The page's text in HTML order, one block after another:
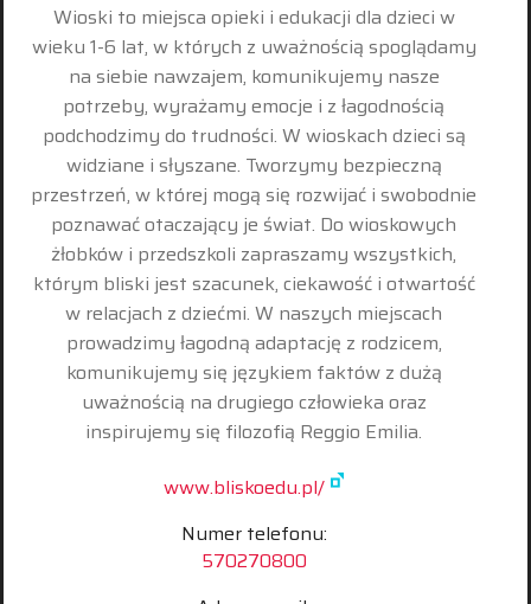
Wioski to miejsca opieki i edukacji dla dzieci w
wieku 1-6 lat, w których z uważnością spoglądamy
na siebie nawzajem, komunikujemy nasze
potrzeby, wyrażamy emocje i z łagodnością
podchodzimy do trudności. W wioskach dzieci są
widziane i słyszane. Tworzymy bezpieczną
przestrzeń, w której mogą się rozwijać i swobodnie
poznawać otaczający je świat. Do wioskowych
żłobków i przedszkoli zapraszamy wszystkich,
którym bliski jest szacunek, ciekawość i otwartość
w relacjach z dziećmi. W naszych miejscach
prowadzimy łagodną adaptację z rodzicem,
komunikujemy się językiem faktów z dużą
uważnością na drugiego człowieka oraz
inspirujemy się filozofią Reggio Emilia.
www.bliskoedu.pl/
Numer telefonu:
570270800